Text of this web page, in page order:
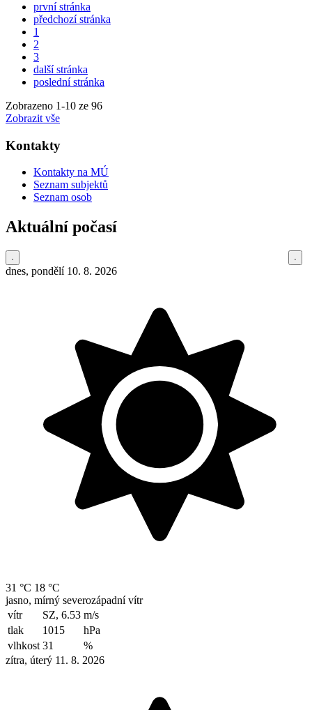
první stránka
předchozí stránka
1
2
3
další stránka
poslední stránka
Zobrazeno 1-10 ze 96
Zobrazit vše
Kontakty
Kontakty na MÚ
Seznam subjektů
Seznam osob
Aktuální počasí
dnes, pondělí 10. 8. 2026
31 °C 18 °C
jasno, mírný severozápadní vítr
vítr
SZ, 6.53 m/s
tlak
1015
hPa
vlhkost 31
%
zítra, úterý 11. 8. 2026